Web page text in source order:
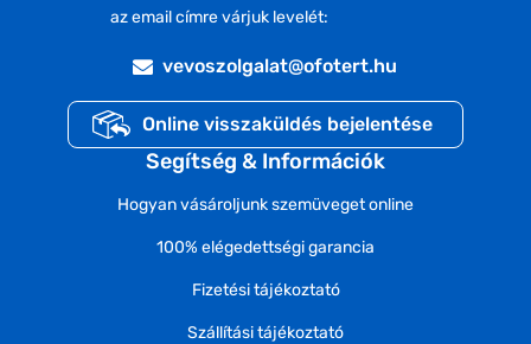
az email címre várjuk levelét:
vevoszolgalat@ofotert.hu
Online visszaküldés bejelentése
Segítség & Információk
Hogyan vásároljunk szemüveget online
100% elégedettségi garancia
Fizetési tájékoztató
Szállítási tájékoztató